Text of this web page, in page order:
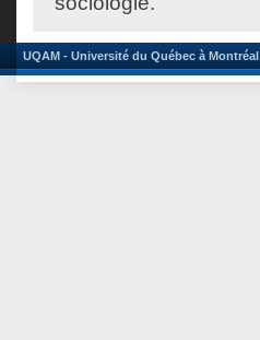
UQAM - Université du Québec à Montréal